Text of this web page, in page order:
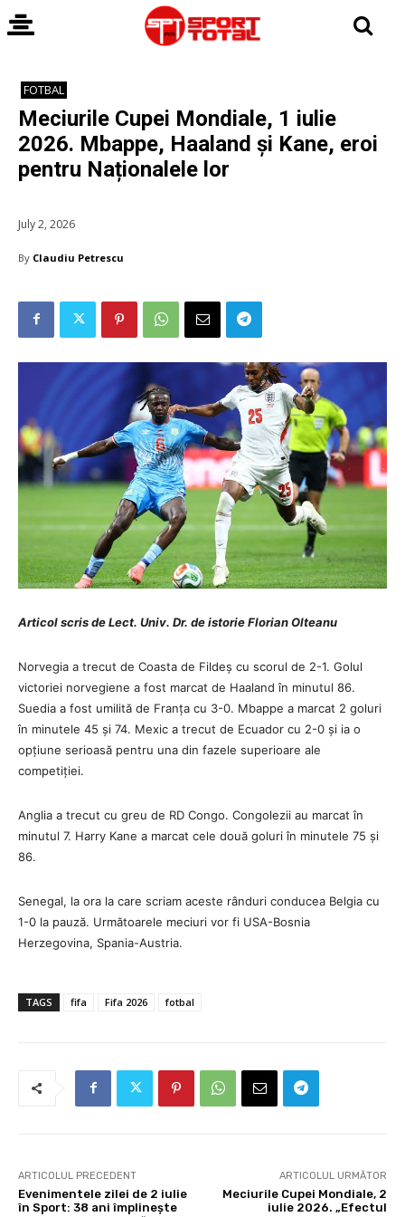
FOTBAL
Meciurile Cupei Mondiale, 1 iulie
2026. Mbappe, Haaland și Kane, eroi
pentru Naționalele lor
July 2, 2026
By Claudiu Petrescu
Articol scris de Lect. Univ. Dr. de istorie Florian Olteanu
Norvegia a trecut de Coasta de Fildeș cu scorul de 2-1. Golul
victoriei norvegiene a fost marcat de Haaland în minutul 86.
Suedia a fost umilită de Franța cu 3-0. Mbappe a marcat 2 goluri
în minutele 45 și 74. Mexic a trecut de Ecuador cu 2-0 și ia o
opțiune serioasă pentru una din fazele superioare ale
competiției.
Anglia a trecut cu greu de RD Congo. Congolezii au marcat în
minutul 7. Harry Kane a marcat cele două goluri în minutele 75 și
86.
Senegal, la ora la care scriam aceste rânduri conducea Belgia cu
1-0 la pauză. Următoarele meciuri vor fi USA-Bosnia
Herzegovina, Spania-Austria.
TAGS fifa Fifa 2026 fotbal
ARTICOLUL PRECEDENT
Evenimentele zilei de 2 iulie
în Sport: 38 ani împlinește
ARTICOLUL URMĂTOR
Meciurile Cupei Mondiale, 2
iulie 2026. „Efectul